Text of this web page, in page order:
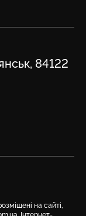
84122
на сайті,